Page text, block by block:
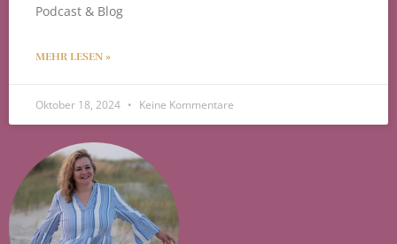
Podcast & Blog
MEHR LESEN »
Oktober 18, 2024 Keine Kommentare